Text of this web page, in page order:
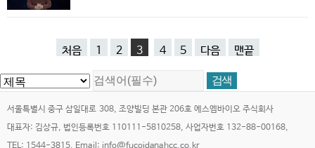
처음 1 2 3 4 5 다음 맨끝
서울특별시 중구 삼일대로 308, 조양빌딩 본관 206호 에스엠바이오 주식회사
대표자: 김상규, 법인등록번호 110111-5810258, 사업자번호 132-88-00168,
TEL: 1544-3815, Email: info@fucoidanahcc.co.kr